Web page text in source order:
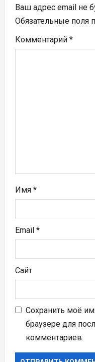
п
о
з
м
Ваш адрес email не
Обязательные поля
Комментарий *
Имя *
Email *
Сайт
Сохранить моё
браузере для
комментариев.